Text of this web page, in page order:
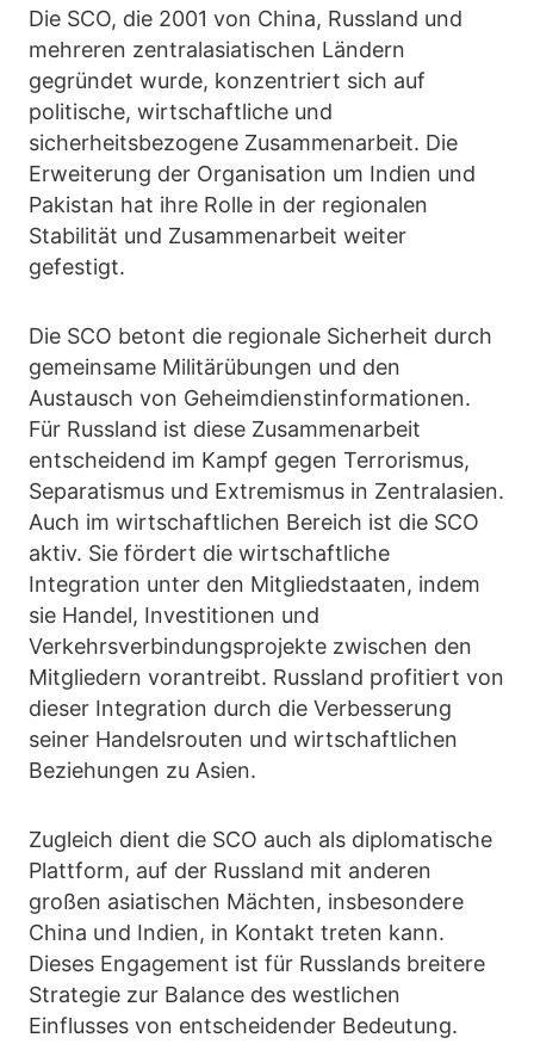
Die SCO, die 2001 von China, Russland und
mehreren zentralasiatischen Ländern
gegründet wurde, konzentriert sich auf
politische, wirtschaftliche und
sicherheitsbezogene Zusammenarbeit. Die
Erweiterung der Organisation um Indien und
Pakistan hat ihre Rolle in der regionalen
Stabilität und Zusammenarbeit weiter
gefestigt.
Die SCO betont die regionale Sicherheit durch
gemeinsame Militärübungen und den
Austausch von Geheimdienstinformationen.
Für Russland ist diese Zusammenarbeit
entscheidend im Kampf gegen Terrorismus,
Separatismus und Extremismus in Zentralasien.
Auch im wirtschaftlichen Bereich ist die SCO
aktiv. Sie fördert die wirtschaftliche
Integration unter den Mitgliedstaaten, indem
sie Handel, Investitionen und
Verkehrsverbindungsprojekte zwischen den
Mitgliedern vorantreibt. Russland profitiert von
dieser Integration durch die Verbesserung
seiner Handelsrouten und wirtschaftlichen
Beziehungen zu Asien.
Zugleich dient die SCO auch als diplomatische
Plattform, auf der Russland mit anderen
großen asiatischen Mächten, insbesondere
China und Indien, in Kontakt treten kann.
Dieses Engagement ist für Russlands breitere
Strategie zur Balance des westlichen
Einflusses von entscheidender Bedeutung.